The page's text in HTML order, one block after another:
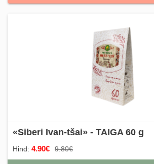
«Siberi Ivan-tšai» - TAIGA 60 g
Hind: 4.90€ 9.80€